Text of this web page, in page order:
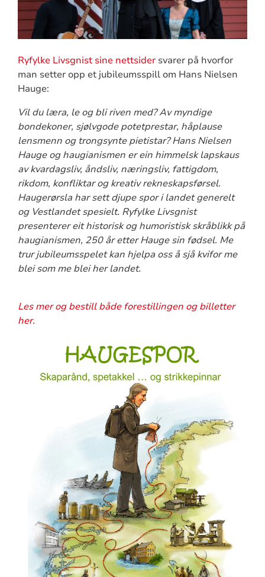
Ryfylke Livsgnist sine nettsidersvarer på hvorfor
man setter opp et jubileumsspill om Hans Nielsen
Hauge:
Vil du læra, le og bli riven med? Av myndige
bondekoner, sjølvgode potetprestar, håplause
lensmenn og trongsynte pietistar? Hans Nielsen
Hauge og haugianismen er ein himmelsk lapskaus
av kvardagsliv, åndsliv, næringsliv, fattigdom,
rikdom, konfliktar og kreativ rekneskapsførsel.
Haugerørsla har sett djupe spor i landet generelt
og Vestlandet spesielt. Ryfylke Livsgnist
presenterer eit historisk og humoristisk skråblikk på
haugianismen, 250 år etter Hauge sin fødsel. Me
trur jubileumsspelet kan hjelpa oss å sjå kvifor me
blei som me blei her landet.
Les mer og bestill både forestillingen og billetter
her.